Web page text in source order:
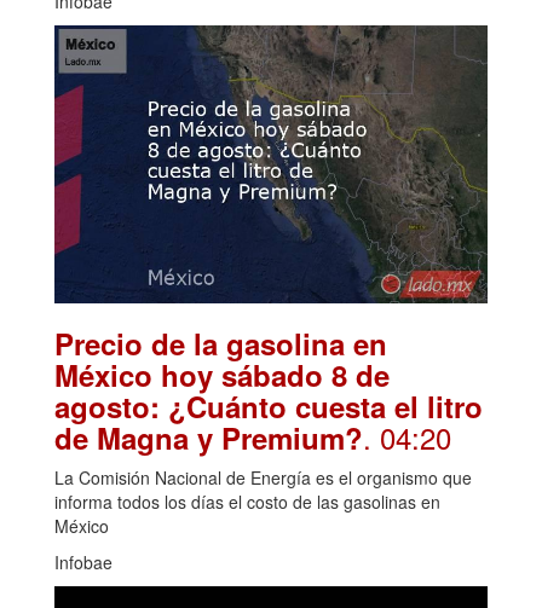
Precio de la gasolina en
México hoy sábado 8 de
agosto: ¿Cuánto cuesta el litro
de Magna y Premium?. 04:20
La Comisión Nacional de Energía es el organismo que
informa todos los días el costo de las gasolinas en
México
Infobae